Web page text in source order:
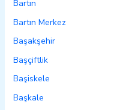
Bartın
Bartın Merkez
Başakşehir
Başçiftlik
Başiskele
Başkale